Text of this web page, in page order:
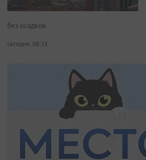
без осадков
сегодня, 08:33